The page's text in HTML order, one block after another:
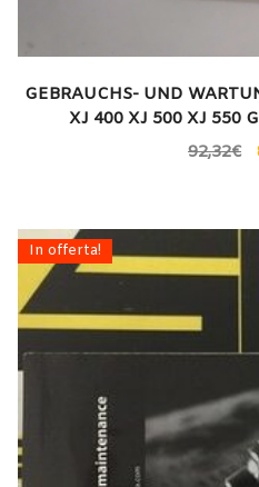
GEBRAUCHS- UND
XJ 400 XJ 500 XJ 550
92,32€
In offerta!